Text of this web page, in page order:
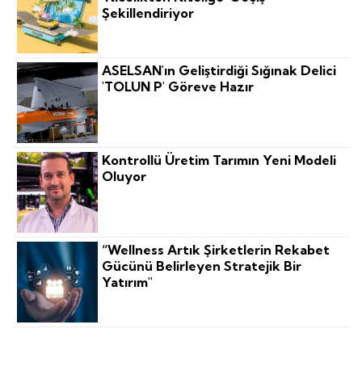
Şekillendiriyor
ASELSAN'ın Geliştirdiği Sığınak Delici
'TOLUN P' Göreve Hazır
Kontrollü Üretim Tarımın Yeni Modeli
Oluyor
“Wellness Artık Şirketlerin Rekabet
Gücünü Belirleyen Stratejik Bir
Yatırım"